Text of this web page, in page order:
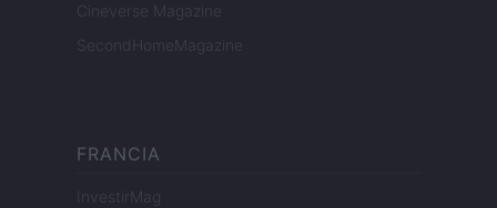
Cineverse Magazine
SecondHomeMagazine
FRANCIA
InvestirMag